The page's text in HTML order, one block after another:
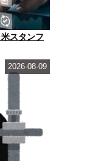
スタンフ
2026-08-09